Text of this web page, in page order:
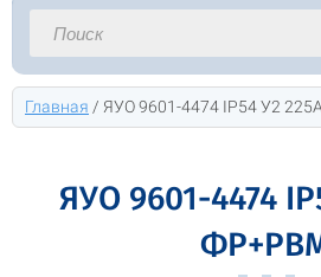
Главная / ЯУО 9601-4474 IP54 У2
ЯУО 9601-4474